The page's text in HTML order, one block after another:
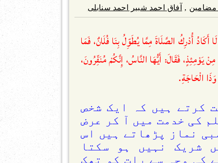
مضامین , آفاق احمد شبیر احمد سنابلی
أُدْرِكُ الصَّلَاةَ مِمَّا ‌يُطَوِّلُ بِنَا فُلَانٌ، فَمَا
فَقَالَ: أَيُّهَا النَّاسُ، إِنَّكُمْ مُنَفِّرُونَ،
الْحَاجَةِ.
کرتے ہیں کہ ایک شخص
کی خدمت میں آ کر عرض
نماز پڑھاتے ہیں اس
شریک نہیں ہو سکتا
کی وجہ سے رات کو تھک